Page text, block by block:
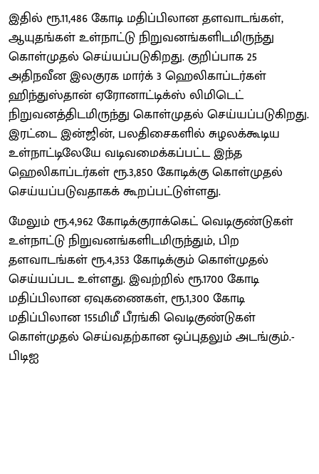
இதில் ரூ.11,486 கோடி மதிப்பிலான தளவாடங்கள்,
ஆயுதங்கள் உள்நாட்டு நிறுவனங்களிடமிருந்து
கொள்முதல் செய்யப்படுகிறது. குறிப்பாக 25
அதிநவீன இலகுரக மார்க் 3 ஹெலிகாப்டர்கள்
ஹிந்துஸ்தான் ஏரோனாட்டிக்ஸ் லிமிடெட்
நிறுவனத்திடமிருந்து கொள்முதல் செய்யப்படுகிறது.
இரட்டை இன்ஜின், பலதிசைகளில் சுழலக்கூடிய
உள்நாட்டிலேயே வடிவமைக்கப்பட்ட இந்த
ஹெலிகாப்டர்கள் ரூ.3,850 கோடிக்கு கொள்முதல்
செய்யப்படுவதாகக் கூறப்பட்டுள்ளது.
மேலும் ரூ.4,962 கோடிக்குராக்கெட் வெடிகுண்டுகள்
உள்நாட்டு நிறுவனங்களிடமிருந்தும், பிற
தளவாடங்கள் ரூ.4,353 கோடிக்கும் கொள்முதல்
செய்யப்பட உள்ளது. இவற்றில் ரூ.1700 கோடி
மதிப்பிலான ஏவுகணைகள், ரூ.1,300 கோடி
மதிப்பிலான 155மிமீ பீரங்கி வெடிகுண்டுகள்
கொள்முதல் செய்வதற்கான ஒப்புதலும் அடங்கும்.-
பிடிஐ